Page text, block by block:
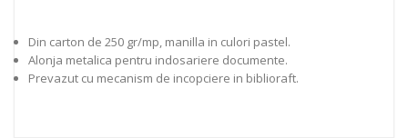
Din carton de 250 gr/mp, manilla in culori pastel.
Alonja metalica pentru indosariere documente.
Prevazut cu mecanism de incopciere in biblioraft.